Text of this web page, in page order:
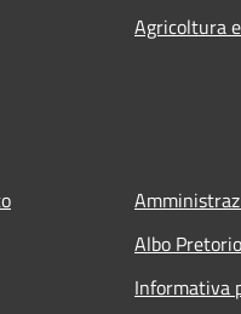
Agricoltura
Albo Pretorio
Informativa